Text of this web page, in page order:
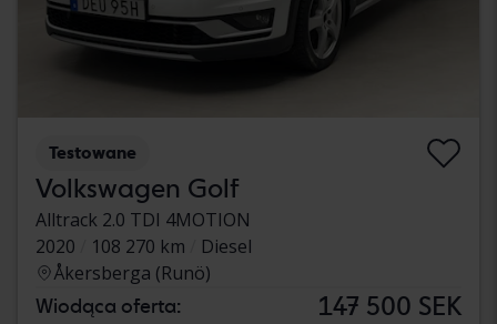
Testowane
Volkswagen Golf
Alltrack 2.0 TDI 4MOTION
2020
108 270 km
Diesel
Åkersberga (Runö)
Wiodąca oferta: 147 500 SEK